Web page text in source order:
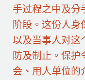
手过程之中及分
阶段。这份人身
以及当事人对这
防及制止。保
会、用人单位的